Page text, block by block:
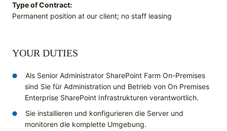
Type of Contract:
Permanent position at our client; no staff leasing
YOUR DUTIES
Als Senior Administrator SharePoint Farm On-Premises
sind Sie für Administration und Betrieb von On Premises
Enterprise SharePoint Infrastrukturen verantwortlich.
Sie installieren und konfigurieren die Server und
monitoren die komplette Umgebung.